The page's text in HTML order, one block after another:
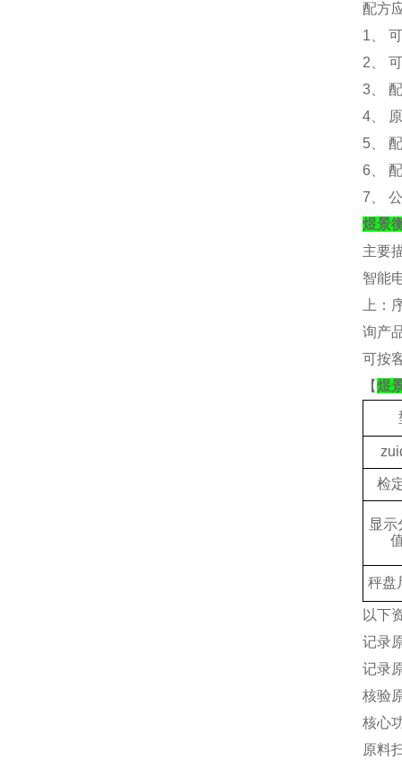
配方
1、
2、 可
3、
4、
5、
6、
7、
煜景
主要
智能
上：
询产
可按
【煜
检
显示
秤盘
以下
记录
记录
核验
核心
原料